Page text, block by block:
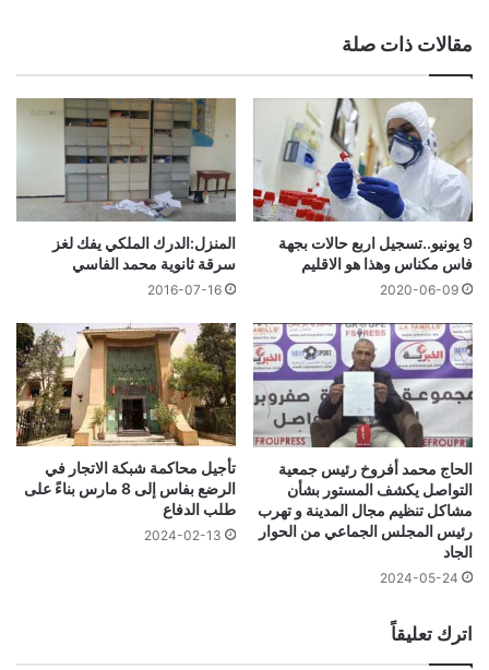
مقالات ذات صلة
9 يونيو..تسجيل اربع حالات بجهة
فاس مكناس وهذا هو الاقليم
2020-06-09
المنزل:الدرك الملكي يفك لغز
سرقة ثانوية محمد الفاسي
2016-07-16
الحاج محمد أفروخ رئيس جمعية
التواصل يكشف المستور بشأن
مشاكل تنظيم مجال المدينة و تهرب
رئيس المجلس الجماعي من الحوار
الجاد
2024-05-24
تأجيل محاكمة شبكة الاتجار في
الرضع بفاس إلى 8 مارس بناءً على
طلب الدفاع
2024-02-13
اترك تعليقاً